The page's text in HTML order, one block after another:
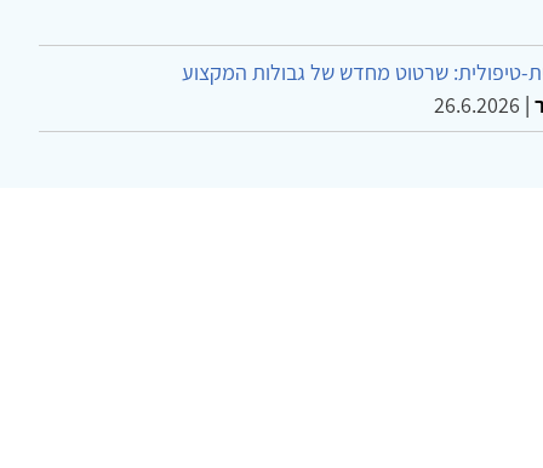
טיפולית: שרטוט מחדש של גבולות המקצוע
|
26.6.2026